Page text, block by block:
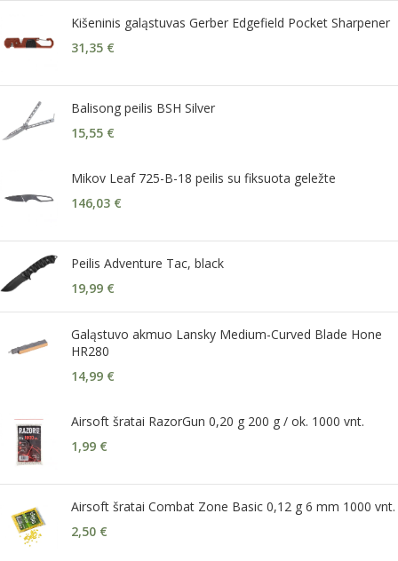
Kišeninis galąstuvas Gerber Edgefield Pocket Sharpener
31,35 €
Balisong peilis BSH Silver
15,55 €
Mikov Leaf 725-B-18 peilis su fiksuota geležte
146,03 €
Peilis Adventure Tac, black
19,99 €
Galąstuvo akmuo Lansky Medium-Curved Blade Hone
HR280
14,99 €
Airsoft šratai RazorGun 0,20 g 200 g / ok. 1000 vnt.
1,99 €
Airsoft šratai Combat Zone Basic 0,12 g 6 mm 1000 vnt.
2,50 €